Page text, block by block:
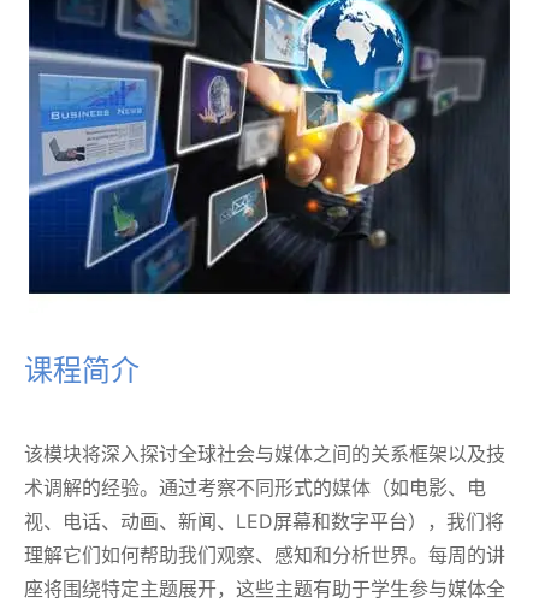
课程简介
该模块将深入探讨全球社会与媒体之间的关系框架以及技
术调解的经验。通过考察不同形式的媒体（如电影、电
视、电话、动画、新闻、LED屏幕和数字平台），我们将
理解它们如何帮助我们观察、感知和分析世界。每周的讲
座将围绕特定主题展开，这些主题有助于学生参与媒体全